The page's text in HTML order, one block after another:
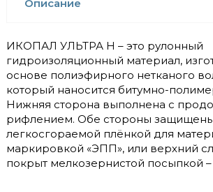
Описание
ИКОПАЛ УЛЬТРА Н – это рулонный
гидроизоляционный материал,
основе полиэфирного нетканого
который наносится битумно-
Нижняя сторона выполнена с
рифлением. Обе стороны
легкосгораемой плёнкой для
маркировкой «ЭПП», или верхний
покрыт мелкозернистой посыпкой